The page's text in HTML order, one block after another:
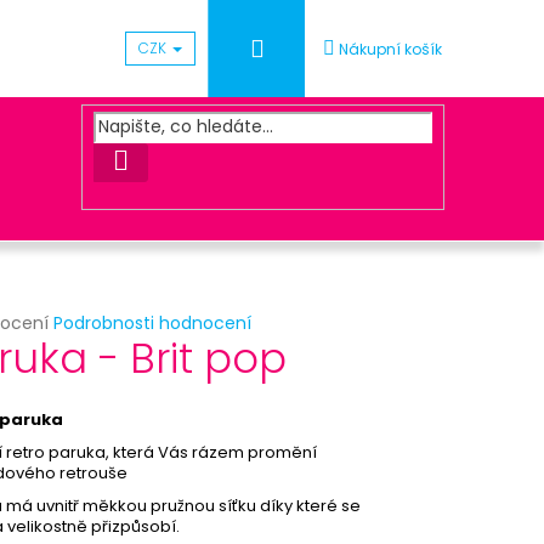
CZK PřihlášeníNákupní košík
HLEDAT
Podrobnosti hodnocení
- Brit pop
retro paruka, která Vás rázem promění
retrouše
má uvnitř měkkou pružnou síťku díky které se
velikostně přizpůsobí.